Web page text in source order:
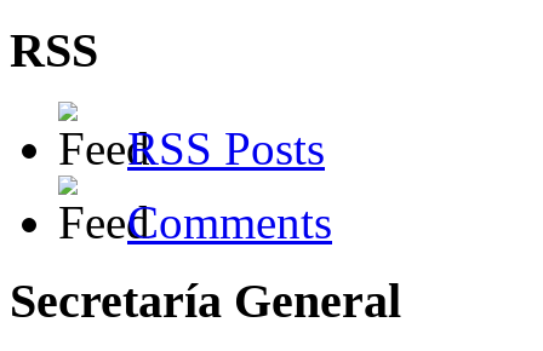
RSS
RSS Posts
Comments
Secretaría General